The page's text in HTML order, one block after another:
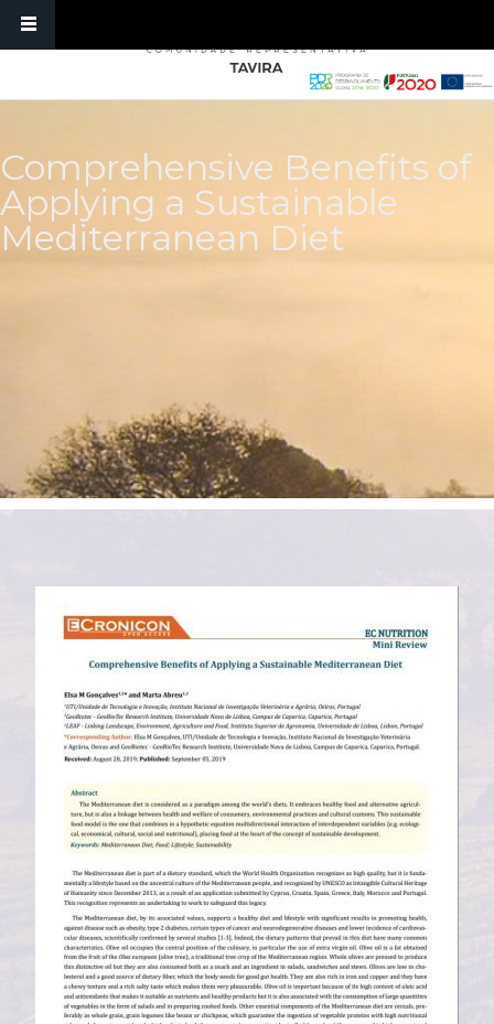
Comprehensive Benefits of
Applying a Sustainable
Mediterranean Diet